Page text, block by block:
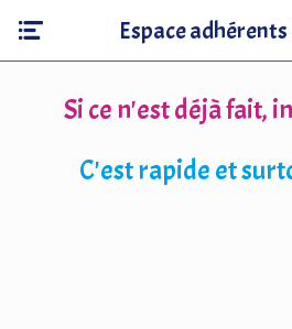
Espace
Si ce n'est déjà fait,
C'est rapide et